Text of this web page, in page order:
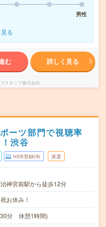
男性
る
む 詳しく見る
スタッフ株式会社
ーツ部門で視聴率
渋谷
WEB登録OK 派遣
神宮前駅から徒歩12分
お休み！
分 休憩1時間)